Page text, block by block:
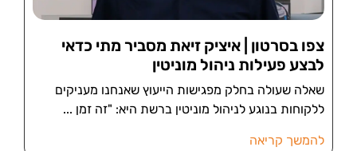
צפו בסרטון | איציק זיאת מסביר מתי כדאי
לבצע פעילות ניהול מוניטין
שאלה שעולה בחלק מפגישות הייעוץ שאנחנו מעניקים
ללקוחות בנוגע לניהול מוניטין ברשת היא: "זה זמן
להמשך קריאה